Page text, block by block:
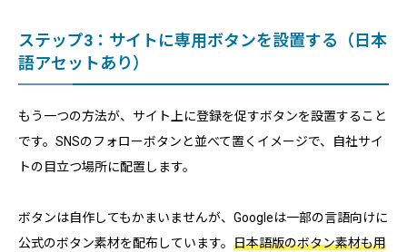
ステップ3：サイトに専用ボタンを設置する（日本
語アセットあり）
もう一つの方法が、サイト上に登録を促すボタンを設置すること
です。SNSのフォローボタンと並べて置くイメージで、自社サイ
トの目立つ場所に配置します。
ボタンは自作してもかまいませんが、Googleは一部の言語向けに
公式のボタン素材を配布しています。 日本語版のボタン素材も用